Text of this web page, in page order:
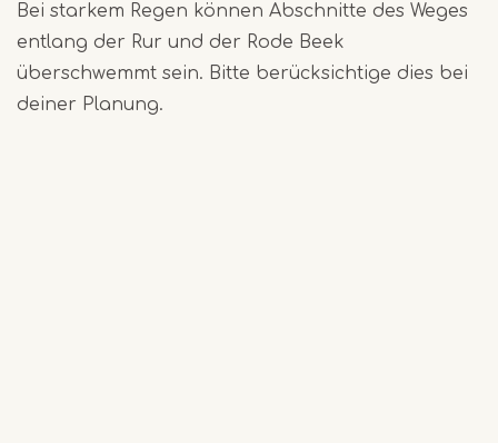
Bei starkem Regen können Abschnitte des Weges
entlang der Rur und der Rode Beek
überschwemmt sein. Bitte berücksichtige dies bei
deiner Planung.